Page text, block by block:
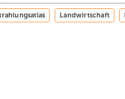
Landwirtschaft